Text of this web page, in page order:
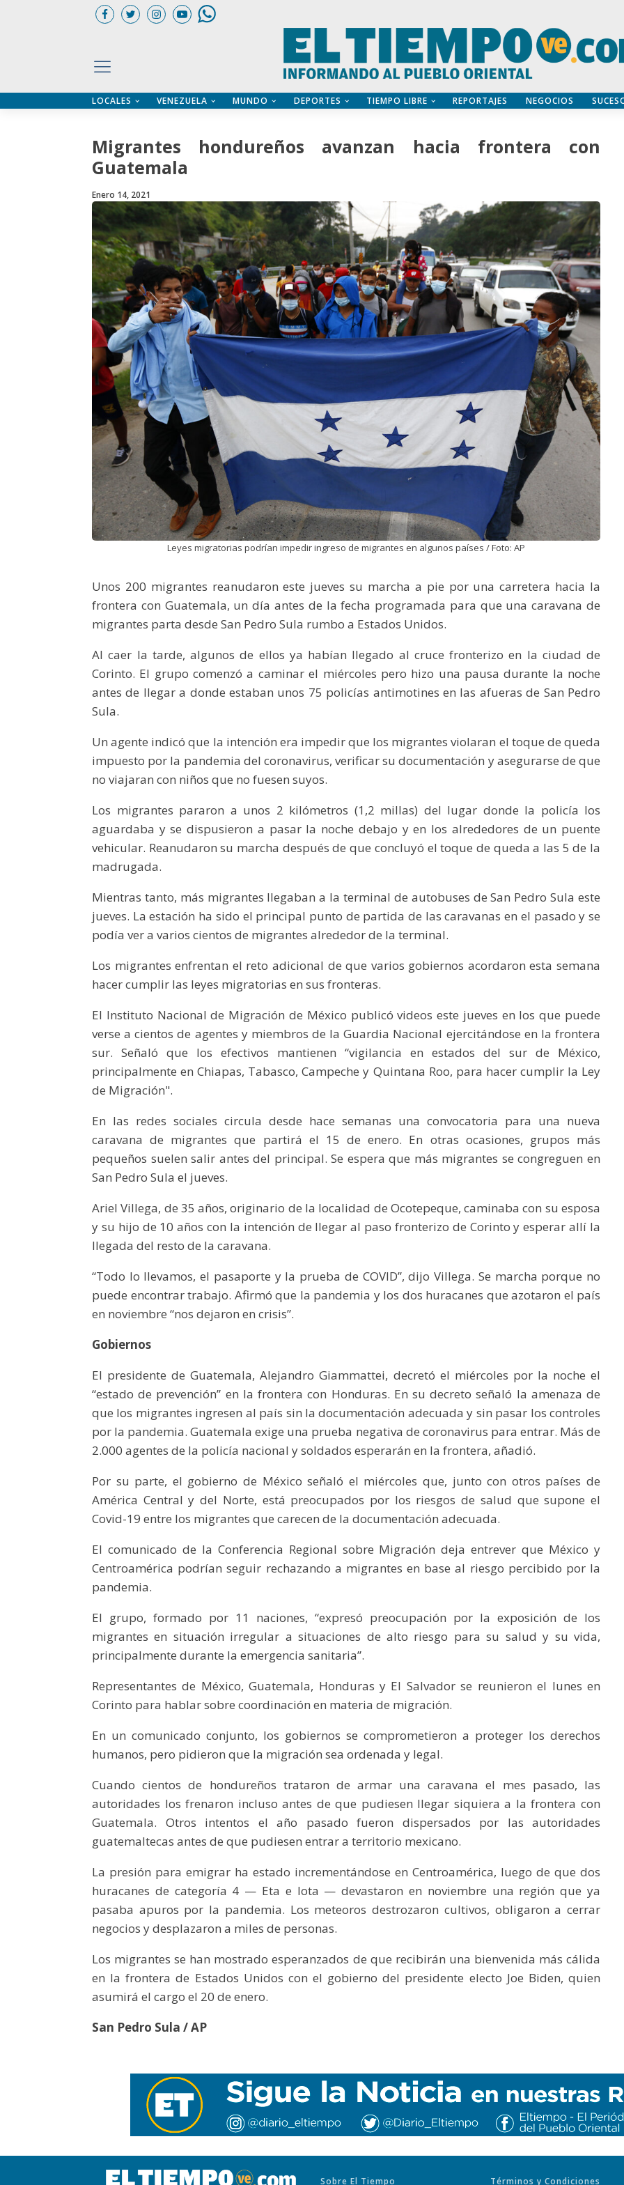
LOCALES VENEZUELA MUNDO DEPORTES TIEMPO LIBRE REPORTAJES NEGOCIOS
Migrantes hondureños avanzan hacia frontera con
Guatemala
Enero 14, 2021
Leyes migratorias podrían impedir ingreso de migrantes en algunos países / Foto: AP
Unos 200 migrantes reanudaron este jueves su marcha a pie por una carretera hacia la
frontera con Guatemala, un día antes de la fecha programada para que una caravana de
migrantes parta desde San Pedro Sula rumbo a Estados Unidos.
Al caer la tarde, algunos de ellos ya habían llegado al cruce fronterizo en la ciudad de
Corinto. El grupo comenzó a caminar el miércoles pero hizo una pausa durante la noche
antes de llegar a donde estaban unos 75 policías antimotines en las afueras de San Pedro
Sula.
Un agente indicó que la intención era impedir que los migrantes violaran el toque de queda
impuesto por la pandemia del coronavirus, verificar su documentación y asegurarse de que
no viajaran con niños que no fuesen suyos.
Los migrantes pararon a unos 2 kilómetros (1,2 millas) del lugar donde la policía los
aguardaba y se dispusieron a pasar la noche debajo y en los alrededores de un puente
vehicular. Reanudaron su marcha después de que concluyó el toque de queda a las 5 de la
madrugada.
Mientras tanto, más migrantes llegaban a la terminal de autobuses de San Pedro Sula este
jueves. La estación ha sido el principal punto de partida de las caravanas en el pasado y se
podía ver a varios cientos de migrantes alrededor de la terminal.
Los migrantes enfrentan el reto adicional de que varios gobiernos acordaron esta semana
hacer cumplir las leyes migratorias en sus fronteras.
El Instituto Nacional de Migración de México publicó videos este jueves en los que puede
verse a cientos de agentes y miembros de la Guardia Nacional ejercitándose en la frontera
sur. Señaló que los efectivos mantienen “vigilancia en estados del sur de México,
principalmente en Chiapas, Tabasco, Campeche y Quintana Roo, para hacer cumplir la Ley
de Migración".
En las redes sociales circula desde hace semanas una convocatoria para una nueva
caravana de migrantes que partirá el 15 de enero. En otras ocasiones, grupos más
pequeños suelen salir antes del principal. Se espera que más migrantes se congreguen en
San Pedro Sula el jueves.
Ariel Villega, de 35 años, originario de la localidad de Ocotepeque, caminaba con su esposa
y su hijo de 10 años con la intención de llegar al paso fronterizo de Corinto y esperar allí la
llegada del resto de la caravana.
“Todo lo llevamos, el pasaporte y la prueba de COVID”, dijo Villega. Se marcha porque no
puede encontrar trabajo. Afirmó que la pandemia y los dos huracanes que azotaron el país
en noviembre “nos dejaron en crisis”.
Gobiernos
El presidente de Guatemala, Alejandro Giammattei, decretó el miércoles por la noche el
“estado de prevención” en la frontera con Honduras. En su decreto señaló la amenaza de
que los migrantes ingresen al país sin la documentación adecuada y sin pasar los controles
por la pandemia. Guatemala exige una prueba negativa de coronavirus para entrar. Más de
2.000 agentes de la policía nacional y soldados esperarán en la frontera, añadió.
Por su parte, el gobierno de México señaló el miércoles que, junto con otros países de
América Central y del Norte, está preocupados por los riesgos de salud que supone el
Covid-19 entre los migrantes que carecen de la documentación adecuada.
El comunicado de la Conferencia Regional sobre Migración deja entrever que México y
Centroamérica podrían seguir rechazando a migrantes en base al riesgo percibido por la
pandemia.
El grupo, formado por 11 naciones, “expresó preocupación por la exposición de los
migrantes en situación irregular a situaciones de alto riesgo para su salud y su vida,
principalmente durante la emergencia sanitaria”.
Representantes de México, Guatemala, Honduras y El Salvador se reunieron el lunes en
Corinto para hablar sobre coordinación en materia de migración.
En un comunicado conjunto, los gobiernos se comprometieron a proteger los derechos
humanos, pero pidieron que la migración sea ordenada y legal.
Cuando cientos de hondureños trataron de armar una caravana el mes pasado, las
autoridades los frenaron incluso antes de que pudiesen llegar siquiera a la frontera con
Guatemala. Otros intentos el año pasado fueron dispersados por las autoridades
guatemaltecas antes de que pudiesen entrar a territorio mexicano.
La presión para emigrar ha estado incrementándose en Centroamérica, luego de que dos
huracanes de categoría 4 — Eta e Iota — devastaron en noviembre una región que ya
pasaba apuros por la pandemia. Los meteoros destrozaron cultivos, obligaron a cerrar
negocios y desplazaron a miles de personas.
Los migrantes se han mostrado esperanzados de que recibirán una bienvenida más cálida
en la frontera de Estados Unidos con el gobierno del presidente electo Joe Biden, quien
asumirá el cargo el 20 de enero.
San Pedro Sula / AP
Sobre El Tiempo Términos y Condiciones